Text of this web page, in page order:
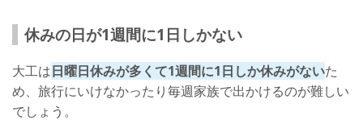
休みの日が1週間に1日しかない
大工は日曜日休みが多くて1週間に1日しか休みがないた
め、旅行にいけなかったり毎週家族で出かけるのが難しい
でしょう。